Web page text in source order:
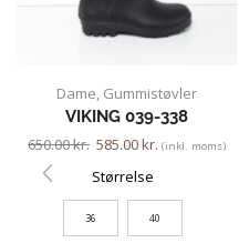
Dame, Gummistøvler
VIKING 039-338
650.00kr. 585.00kr. (inkl. moms)
Størrelse
36 40